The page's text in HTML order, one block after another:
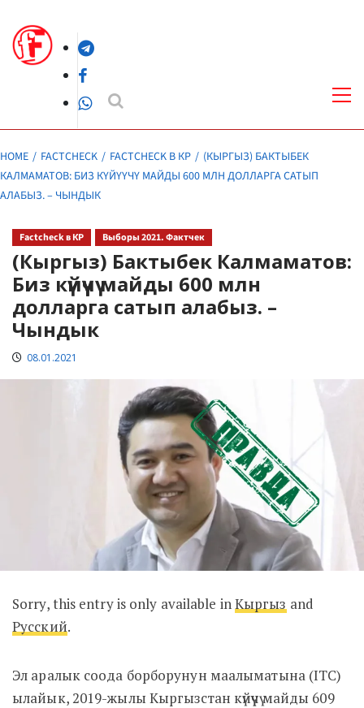
content
Telegram
Facebook
WhatsApp
HOME FACTCHECK FACTCHECK В КР
(КЫРГЫЗ) БАКТЫБЕК
КАЛМАМАТОВ: БИЗ КҮЙҮҮЧҮ МАЙДЫ 600 МЛН ДОЛЛАРГА САТЫП
АЛАБЫЗ. – ЧЫНДЫК
Factcheck в КР Выборы 2021. Фактчек
(Кыргыз) Бактыбек Калмаматов:
Биз күйүүчү майды 600 млн
долларга сатып алабыз. –
Чындык
08.01.2021
Sorry, this entry is only available inКыргыз and
Русский.
Эл аралык соода борборунун маалыматына (ITC)
ылайык, 2019-жылы Кыргызстан күйүүчү майды 609